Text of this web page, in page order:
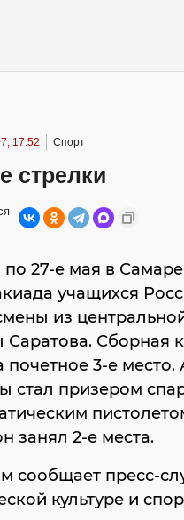
17:52 Спорт
стрелки
по 27-е мая в
учащихся
из
Сборная
почетное 3-е место.
стал призером
занял 2-е места.
сообщает пресс-
культуре и